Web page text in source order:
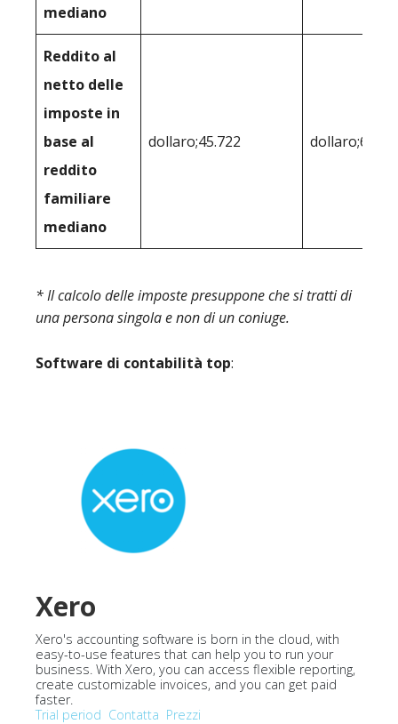
mediano
Reddito al
netto delle
imposte in
base al
reddito
familiare
mediano
dollaro;45.722
* Il calcolo delle imposte presuppone che si tratti di
una persona singola e non di un coniuge.
Software di contabilità top:
Xero
Xero's accounting software is born in the cloud, with
easy-to-use features that can help you to run your
business. With Xero, you can access flexible reporting,
create customizable invoices, and you can get paid
faster.
Trial period Contatta Prezzi